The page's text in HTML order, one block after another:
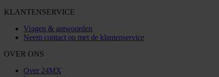
KLANTENSERVICE
Vragen & antwoorden
Neem contact op met de klantenservice
OVER ONS
Over 24MX